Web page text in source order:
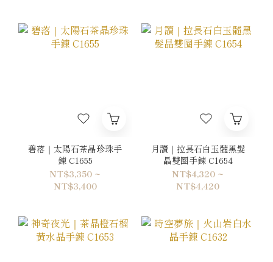
碧落｜太陽石茶晶珍珠手
鍊 C1655
NT$3,350 ~
NT$3,400
月讀｜拉長石白玉髓黑髮
晶雙圈手鍊 C1654
NT$4,320 ~
NT$4,420